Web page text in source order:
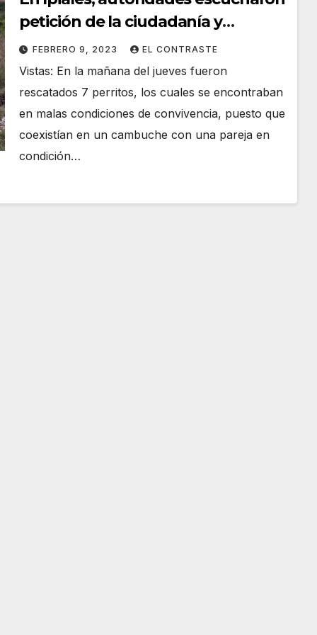
petición de la ciudadanía y
rescataron a 7 perritos
FEBRERO 9, 2023 EL CONTRASTE
Vistas: En la mañana del jueves fueron
rescatados 7 perritos, los cuales se encontraban
en malas condiciones de convivencia, puesto que
coexistían en un cambuche con una pareja en
condición…